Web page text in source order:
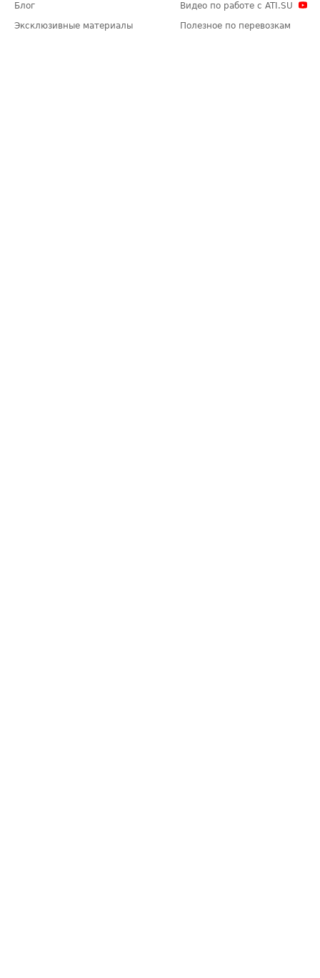
Блог
Эксклюзивные материалы
Видео по работе с ATI.SU
Полезное по перевозкам